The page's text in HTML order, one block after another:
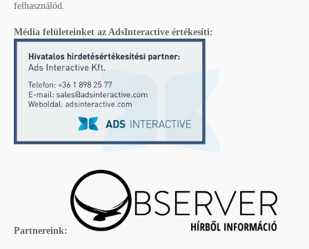
felhasználód.
Média felületeinket az AdsInteractive értékesíti:
Partnereink: